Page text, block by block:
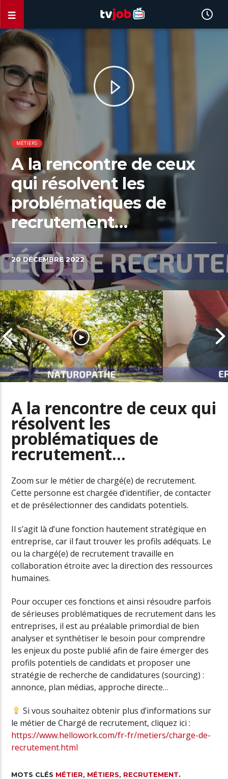
MÉTIERS
A la rencontre de ceux
qui résolvent les
problématiques de
recrutement…
20 DÉCEMBRE 2022
Naturopathe, un métier en fort
développement dans le secteur
de la santé
A la rencontre de ceux qui
résolvent les
problématiques de
recrutement…
Zoom sur le métier de chargé(e) de recrutement.
Cette personne est chargée d’identifier, de contacter
et de présélectionner des candidats potentiels.
Il s’agit là d’une fonction hautement stratégique en
entreprise, car il faut trouver les profils adéquats. Le
ou la chargé(e) de recrutement travaille en
collaboration étroite avec la direction des ressources
humaines.
Pour occuper ces fonctions et ainsi résoudre parfois
de sérieuses problématiques de recrutement dans les
entreprises, il est au préalable primordial de bien
analyser et synthétiser le besoin pour comprendre
les enjeux du poste publié afin de faire émerger des
profils potentiels de candidats et proposer une
stratégie de recherche de candidatures (sourcing) :
annonce, plan médias, approche directe…
Si vous souhaitez obtenir plus d’informations sur
le métier de Chargé de recrutement, cliquez ici :
https://www.hellowork.com/fr-fr/metiers/charge-de-
recrutement.html
MOTS CLÉS MÉTIER, MÉTIERS, RECRUTEMENT.